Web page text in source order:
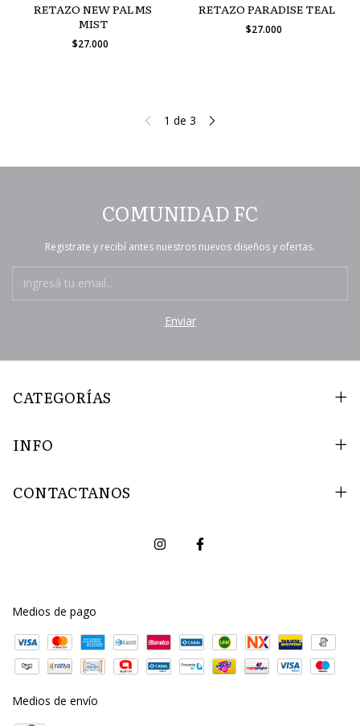
RETAZO NEW PALMS
MIST
$27.000
RETAZO PARADISE TEAL
$27.000
1 de 3
COMUNIDAD FC
Registrate y recibí antes nuestros nuevos diseños y ofertas.
CATEGORÍAS
INFO
CONTACTANOS
Medios de pago
Medios de envío